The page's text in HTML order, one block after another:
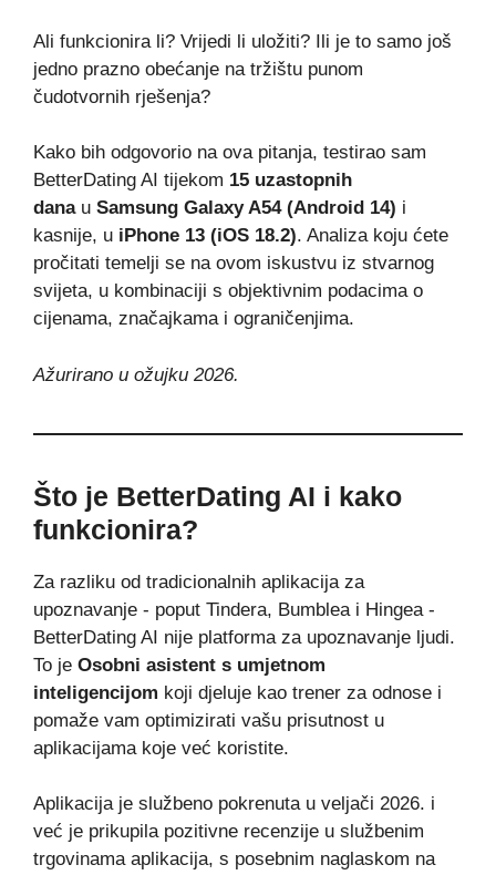
Ali funkcionira li? Vrijedi li uložiti? Ili je to samo još
jedno prazno obećanje na tržištu punom
čudotvornih rješenja?
Kako bih odgovorio na ova pitanja, testirao sam
BetterDating AI tijekom 15 uzastopnih
danau Samsung Galaxy A54 (Android 14) i
kasnije, u iPhone 13 (iOS 18.2). Analiza koju ćete
pročitati temelji se na ovom iskustvu iz stvarnog
svijeta, u kombinaciji s objektivnim podacima o
cijenama, značajkama i ograničenjima.
Ažurirano u ožujku 2026.
Što je BetterDating AI i kako
funkcionira?
Za razliku od tradicionalnih aplikacija za
upoznavanje - poput Tindera, Bumblea i Hingea -
BetterDating AI nije platforma za upoznavanje ljudi.
To je Osobni asistent s umjetnom
inteligencijom koji djeluje kao trener za odnose i
pomaže vam optimizirati vašu prisutnost u
aplikacijama koje već koristite.
Aplikacija je službeno pokrenuta u veljači 2026. i
već je prikupila pozitivne recenzije u službenim
trgovinama aplikacija, s posebnim naglaskom na